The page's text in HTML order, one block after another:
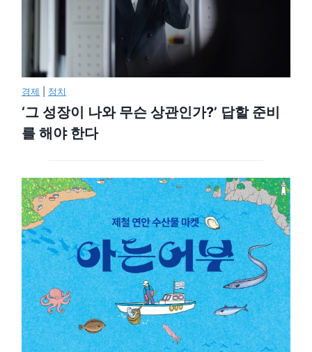
경제 정치
‘그 성장이 나와 무슨 상관인가?’ 답할 준비
를 해야 한다